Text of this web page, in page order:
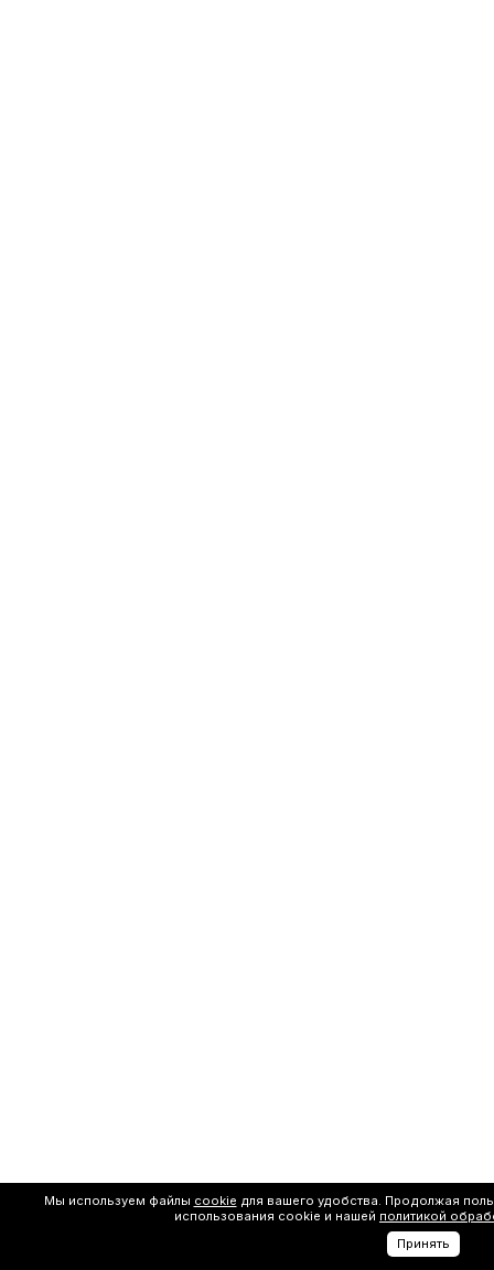
Мы используем файлы cookie для вашего удобства. Продолжая
использования cookie и нашей политикой
Принять